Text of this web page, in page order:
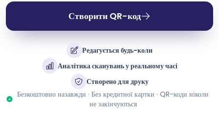
Створити QR-код
Редагується будь-коли
Аналітика сканувань у реальному часі
Створено для друку
Безкоштовно назавжди · Без кредитної картки · QR-коди ніколи
не закінчуються